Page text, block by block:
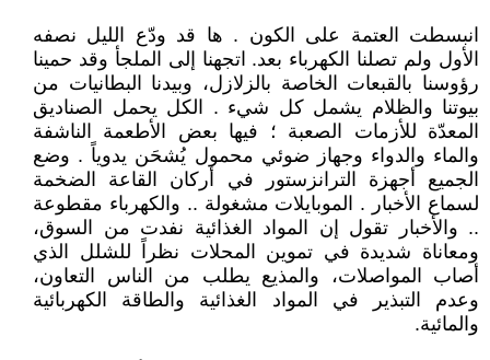
انبسطت العتمة على الكون . ها قد ودّع الليل نصفه
الأول ولم تصلنا الكهرباء بعد. اتجهنا إلى الملجأ وقد حمينا
رؤوسنا بالقبعات الخاصة بالزلازل، وبيدنا البطانيات من
بيوتنا والظلام يشمل كل شيء . الكل يحمل الصناديق
المعدّة للأزمات الصعبة ؛ فيها بعض الأطعمة الناشفة
والماء والدواء وجهاز ضوئي محمول يُشحَن يدوياً . وضع
الجميع أجهزة الترانزستور في أركان القاعة الضخمة
لسماع الأخبار . الموبايلات مشغولة .. والكهرباء مقطوعة
.. والأخبار تقول إن المواد الغذائية نفدت من السوق،
ومعاناة شديدة في تموين المحلات نظراً للشلل الذي
أصاب المواصلات، والمذيع يطلب من الناس التعاون،
وعدم التبذير في المواد الغذائية والطاقة الكهربائية
والمائية.